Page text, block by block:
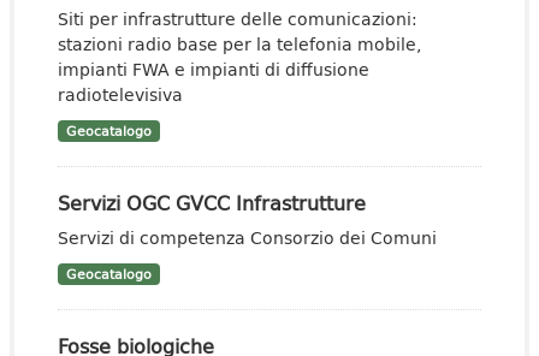
Siti per infrastrutture delle comunicazioni:
stazioni radio base per la telefonia mobile,
impianti FWA e impianti di diffusione
radiotelevisiva
Geocatalogo
Servizi OGC GVCC Infrastrutture
Servizi di competenza Consorzio dei Comuni
Geocatalogo
Fosse biologiche